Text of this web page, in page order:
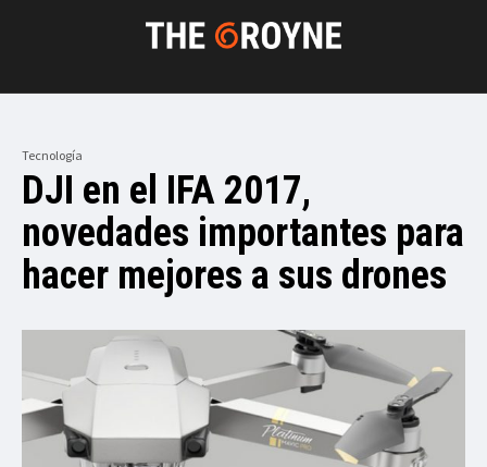
Tecnología
DJI en el IFA 2017,
novedades importantes para
hacer mejores a sus drones